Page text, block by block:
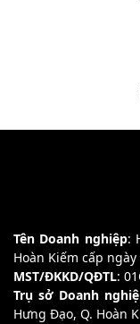
Tên Doanh nghiệp:
Hoàn Kiếm cấp
MST/ĐKKD/QĐTL:
Trụ sở Doanh
Hưng Đạo, Q. Hoàn